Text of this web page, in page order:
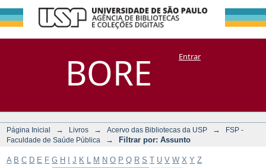
BORE
Filtrar por:
Assunto
DSpace/Manakin + CoriscoEntrar
Página Inicial → Livros → Acervo das Bibliotecas da USP →
FSP -
Faculdade de Saúde Pública
→ Filtrar por: Assunto
A B C D E F G H J K M N O P Q R S T U V W X Y Z